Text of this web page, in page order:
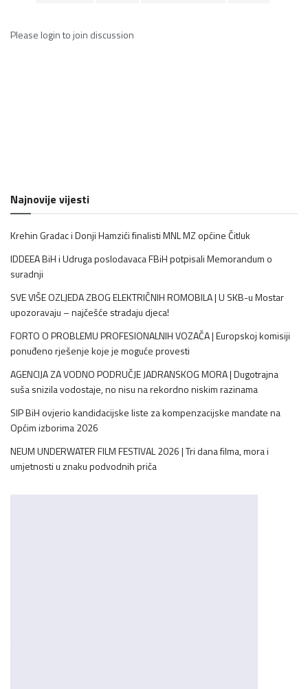
Please loginto join discussion
Najnovije vijesti
Krehin Gradac i Donji Hamzići finalisti MNL MZ općine Čitluk
IDDEEA BiH i Udruga poslodavaca FBiH potpisali Memorandum o
suradnji
SVE VIŠE OZLJEDA ZBOG ELEKTRIČNIH ROMOBILA | U SKB-u Mostar
upozoravaju – najčešće stradaju djeca!
FORTO O PROBLEMU PROFESIONALNIH VOZAČA | Europskoj komisiji
ponuđeno rješenje koje je moguće provesti
AGENCIJA ZA VODNO PODRUČJE JADRANSKOG MORA | Dugotrajna
suša snizila vodostaje, no nisu na rekordno niskim razinama
SIP BiH ovjerio kandidacijske liste za kompenzacijske mandate na
Općim izborima 2026
NEUM UNDERWATER FILM FESTIVAL 2026 | Tri dana filma, mora i
umjetnosti u znaku podvodnih priča